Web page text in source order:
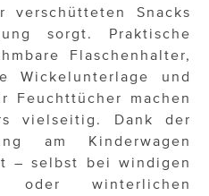
verschütteten Snacks
sorgt. Praktische
Flaschenhalter,
Wickelunterlage und
Feuchttücher machen
vielseitig. Dank der
am Kinderwagen
– selbst bei windigen
oder winterlichen